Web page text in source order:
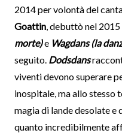
2014 per volontà del
Goattin, debuttò nel 2015
morte)e Wagdans (la
seguito. Dodsdans
viventi devono superare
inospitale, ma allo stesso
magia di lande desolate e
quanto incredibilmente